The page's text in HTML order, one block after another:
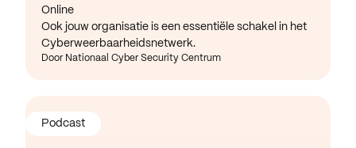
Online
Ook jouw organisatie is een essentiële schakel in het
Cyberweerbaarheidsnetwerk.
Door Nationaal Cyber Security Centrum
Podcast